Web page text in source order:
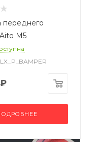
переднего
M5
₽